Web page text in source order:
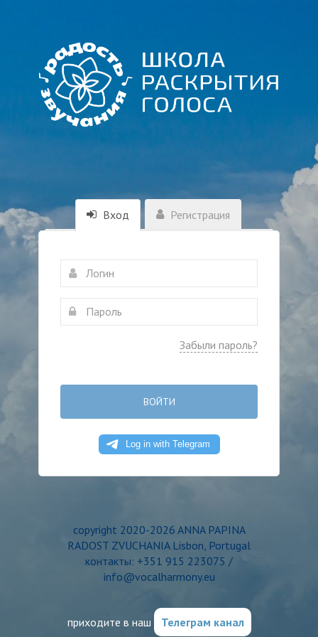
Вход Регистрация
Забыли пароль?
ВОЙТИ
copyright 2020-2026 ANNA PAPINA
RADOST ZVUCHANIA Lisbon, Portugal
контакты: +351 915 223075 /
info@vocalharmony.eu
приходите в наш Телеграм канал